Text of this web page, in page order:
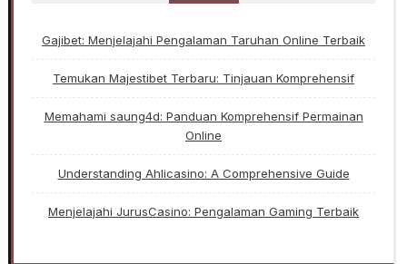
Gajibet: Menjelajahi Pengalaman Taruhan Online Terbaik
Temukan Majestibet Terbaru: Tinjauan Komprehensif
Memahami saung4d: Panduan Komprehensif Permainan
Online
Understanding Ahlicasino: A Comprehensive Guide
Menjelajahi JurusCasino: Pengalaman Gaming Terbaik